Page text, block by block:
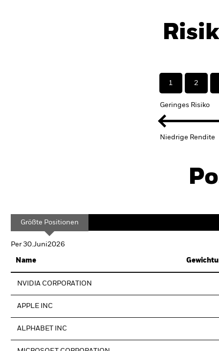
1 2
Geringes Risiko
Niedrige Rendite
Größte Positionen
Per 30.Juni2026
Name
NVIDIA CORPORATION
APPLE INC
ALPHABET INC